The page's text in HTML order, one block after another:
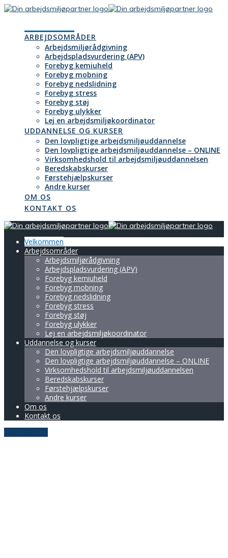
Skip
ARBEJDSOMRÅDER
Arbejdsmiljørådgivning
Arbejdspladsvurdering (APV)
Forebyg kemiuheld
Forebyg mobning
Forebyg nedslidning
Forebyg stress
Forebyg støj
Forebyg ulykker
Lej en arbejdsmiljøkoordinator
UDDANNELSE OG KURSER
Den lovpligtige arbejdsmiljøuddannelse
Den lovpligtige arbejds­miljø­uddannelse – ONLINE
Virksomhedshold til arbejdsmiljøuddannelsen
Beredskabskurser
Førstehjælpskurser
Andre kurser
OM OS
KONTAKT OS
Velkommen
Arbejdsområder
Arbejdsmiljørådgivning
Arbejdspladsvurdering (APV)
Forebyg kemiuheld
Forebyg mobning
Forebyg nedslidning
Forebyg stress
Forebyg støj
Forebyg ulykker
Lej en arbejdsmiljøkoordinator
Uddannelse og kurser
Den lovpligtige arbejdsmiljøuddannelse
Den lovpligtige arbejds­miljø­uddannelse – ONLINE
Virksomhedshold til arbejdsmiljøuddannelsen
Beredskabskurser
Førstehjælpskurser
Andre kurser
Om os
Kontakt os